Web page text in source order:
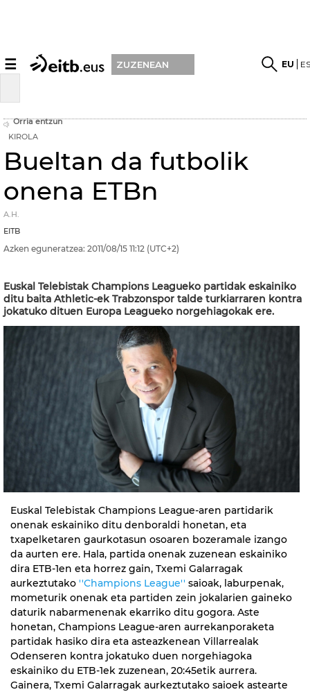
☰ ZUZENEAN EU
Orria entzun
KIROLA
Bueltan da futbolik
onena ETBn
A.H.
EITB
Azken eguneratzea: 2011/08/15 11:12 (UTC+2)
Euskal Telebistak Champions Leagueko partidak eskainiko
ditu baita Athletic-ek Trabzonspor talde turkiarraren kontra
jokatuko dituen Europa Leagueko norgehiagokak ere.
Euskal Telebistak Champions League-aren partidarik
onenak eskainiko ditu denboraldi honetan, eta
txapelketaren gaurkotasun osoaren bozeramale izango
da aurten ere. Hala, partida onenak zuzenean eskainiko
dira ETB-1en eta horrez gain, Txemi Galarragak
aurkeztutako ''Champions League'' saioak, laburpenak,
mometurik onenak eta partiden zein jokalarien gaineko
daturik nabarmenenak ekarriko ditu gogora. Aste
honetan, Champions League-aren aurrekanporaketa
partidak hasiko dira eta asteazkenean Villarrealak
Odenseren kontra jokatuko duen norgehiagoka
eskainiko du ETB-1ek zuzenean, 20:45etik aurrera.
Gainera, Txemi Galarragak aurkeztutako saioek astearte